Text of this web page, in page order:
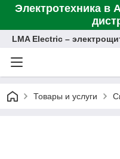
Электротехника в
LMA Electric –
Товары и услуги